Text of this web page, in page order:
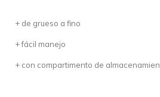
+ de grueso a fino
+ fácil manejo
+ con compartimento de